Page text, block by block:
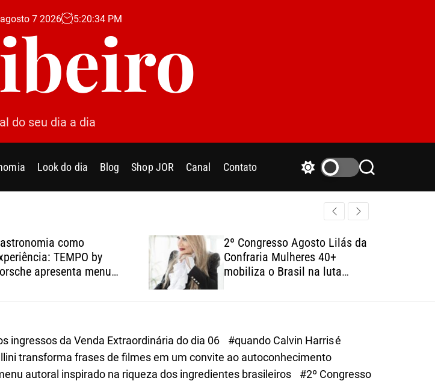
7 2026 5:20:36 PM
do seu dia a dia
Look do dia Blog Shop JOR Canal Contato
c
o
l
m
e
S
r
c
como
TEMPO by
apresenta menu
inspirado na riqueza
ingredientes brasileiros
2º Congresso Agosto Lilás da
Confraria Mulheres 40+
mobiliza o Brasil na luta
ingressos da Venda Extraordinária do dia 06
#quando Calvin Harris é
transforma frases de filmes em um convite ao autoconhecimento
autoral inspirado na riqueza dos ingredientes brasileiros
#2º Congresso